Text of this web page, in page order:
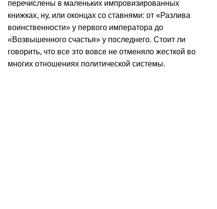
перечислены в маленьких импровизированных
книжках, ну, или оконцах со ставнями: от «Разлива
воинственности» у первого императора до
«Возвышенного счастья» у последнего. Стоит ли
говорить, что все это вовсе не отменяло жесткой во
многих отношениях политической системы.